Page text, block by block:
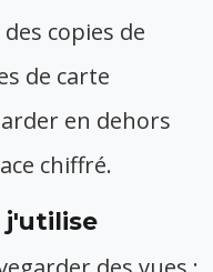
copies de
de carte
en dehors
chiffré.
j'utilise